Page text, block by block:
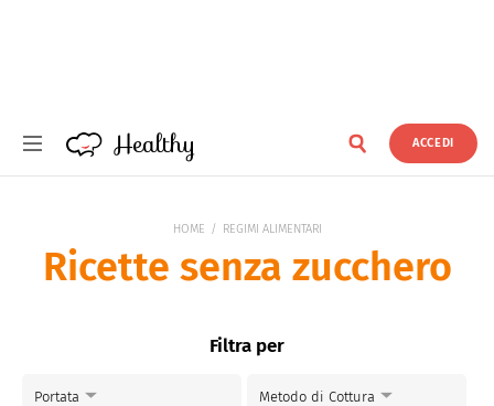
Healthy
Healthy ACCEDI
HOME REGIMI ALIMENTARI
Ricette senza zucchero
Filtra per
Portata Metodo di Cottura